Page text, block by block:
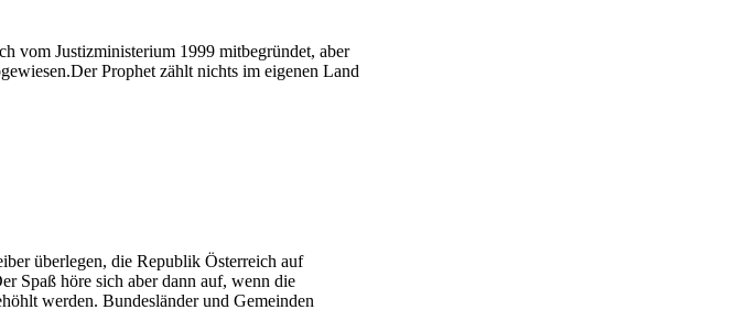
vom Justizministerium 1999 mitbegründet, aber
Prophet zählt nichts im eigenen Land
überlegen, die Republik Österreich auf
Spaß höre sich aber dann auf, wenn die
werden. Bundesländer und Gemeinden